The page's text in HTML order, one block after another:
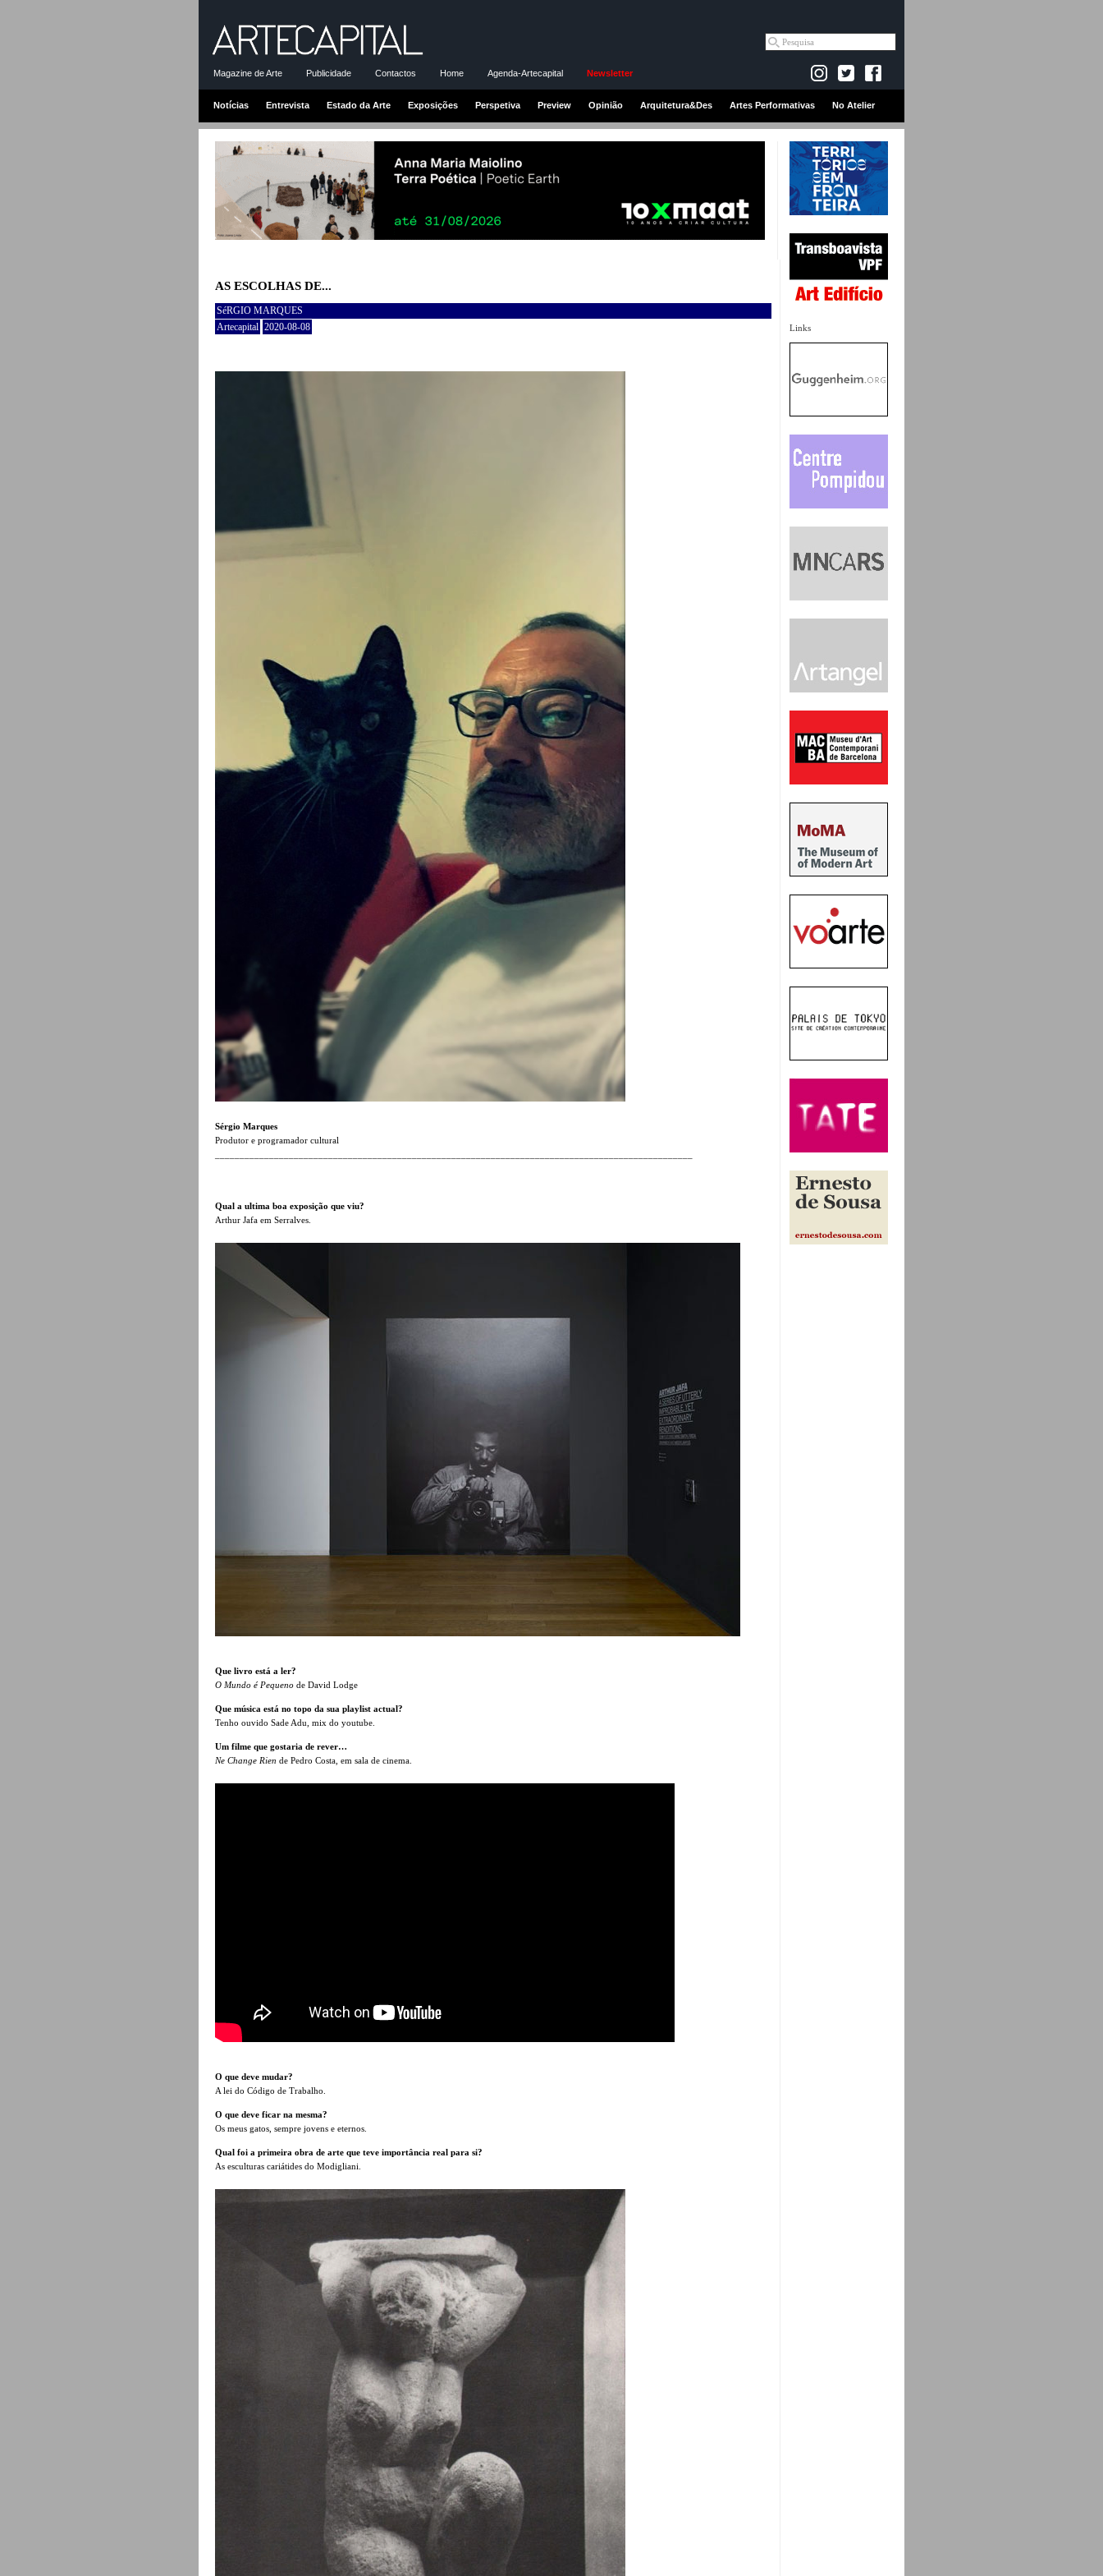
Magazine de Arte Publicidade Contactos Home Agenda-Artecapital Newsletter
Notícias Entrevista Estado da Arte Exposições Perspetiva Preview Opinião Arquitetura&Des Artes Performativas No Atelier
Links
AS ESCOLHAS DE...
SéRGIO MARQUES
Artecapital 2020-08-08
Sérgio Marques
Produtor e programador cultural
Qual a ultima boa exposição que viu?
Arthur Jafa em Serralves.
Que livro está a ler?
O Mundo é Pequeno de David Lodge
Que música está no topo da sua playlist actual?
Tenho ouvido Sade Adu, mix do youtube.
Um filme que gostaria de rever…
Ne Change Rien de Pedro Costa, em sala de cinema.
O que deve mudar?
A lei do Código de Trabalho.
O que deve ficar na mesma?
Os meus gatos, sempre jovens e eternos.
Qual foi a primeira obra de arte que teve importância real para si?
As esculturas cariátides do Modigliani.